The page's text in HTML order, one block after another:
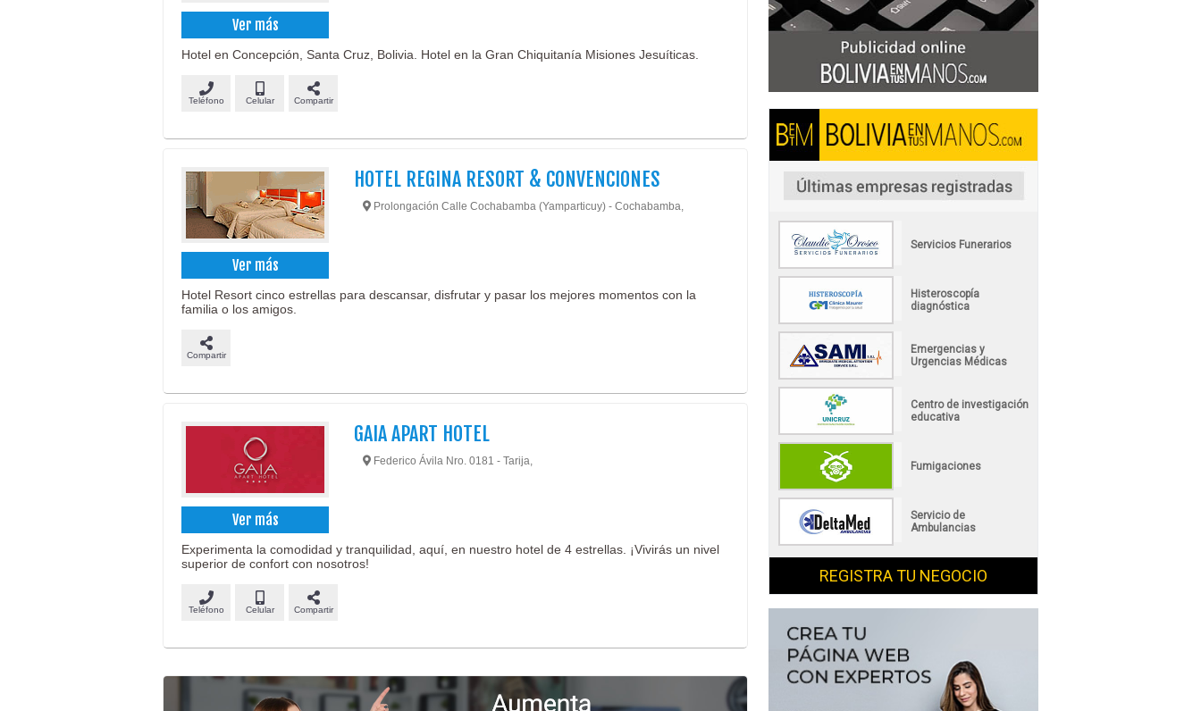
Ver más
Hotel en Concepción, Santa Cruz, Bolivia. Hotel en la Gran Chiquitanía Misiones Jesuíticas.
Teléfono Celular Compartir
Ver más
HOTEL REGINA RESORT & CONVENCIONES
Prolongación Calle Cochabamba (Yamparticuy) - Cochabamba,
Hotel Resort cinco estrellas para descansar, disfrutar y pasar los mejores momentos con la
familia o los amigos.
Compartir
Ver más
GAIA APART HOTEL
Federico Ávila Nro. 0181 - Tarija,
Experimenta la comodidad y tranquilidad, aquí, en nuestro hotel de 4 estrellas. ¡Vivirás un nivel
superior de confort con nosotros!
Teléfono Celular Compartir
Servicios Funerarios
Histeroscopía
diagnóstica
Emergencias y
Urgencias Médicas
Centro de investigación
educativa
Fumigaciones
Servicio de
Ambulancias
REGISTRA TU NEGOCIO